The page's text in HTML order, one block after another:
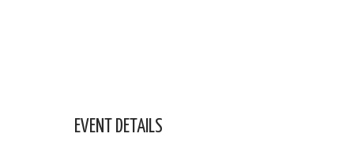
EVENT DETAILS